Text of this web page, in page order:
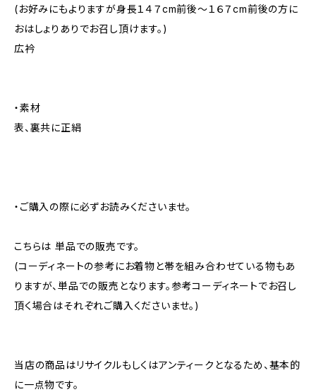
(お好みにもよりますが身長１４７cm前後～１６７cm前後の方に
おはしょりありでお召し頂けます。)
広衿
・素材
表、裏共に正絹
・ご購入の際に必ずお読みくださいませ。
こちらは 単品での販売です。
(コーディネートの参考にお着物と帯を組み合わせている物もあ
りますが、単品での販売となります。参考コーディネートでお召し
頂く場合はそれぞれご購入くださいませ。)
当店の商品はリサイクルもしくはアンティークとなるため、基本的
に一点物です。